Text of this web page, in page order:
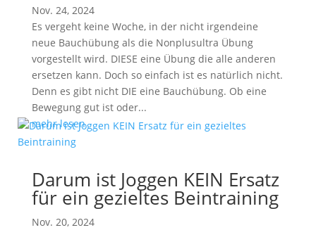
Nov. 24, 2024
Es vergeht keine Woche, in der nicht irgendeine
neue Bauchübung als die Nonplusultra Übung
vorgestellt wird. DIESE eine Übung die alle anderen
ersetzen kann. Doch so einfach ist es natürlich nicht.
Denn es gibt nicht DIE eine Bauchübung. Ob eine
Bewegung gut ist oder...
mehr lesen
Darum ist Joggen KEIN Ersatz
für ein gezieltes Beintraining
Nov. 20, 2024